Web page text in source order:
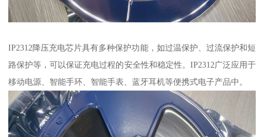
IP2312降压充电芯片具有多种保护功能，如过温保护、过流保护和短
路保护等，可以保证充电过程的安全性和稳定性。IP2312广泛应用于
移动电源、智能手环、智能手表、蓝牙耳机等便携式电子产品中。